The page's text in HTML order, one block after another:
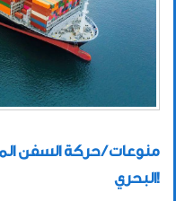
منوعات / حركة السفن
البحري!